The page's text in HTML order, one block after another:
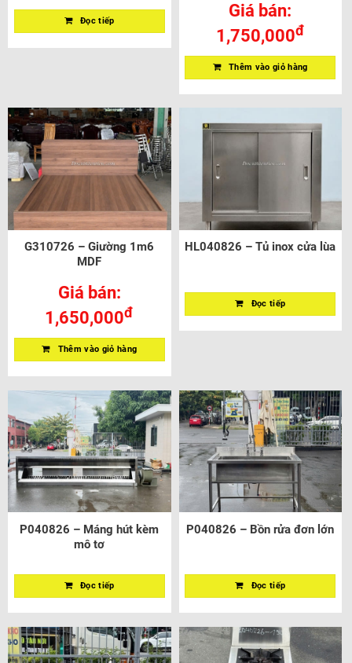
Đọc tiếp
Giá bán:
1,750,000đ
Thêm vào giỏ hàng
G310726 – Giường 1m6
MDF
Giá bán:
1,650,000đ
Thêm vào giỏ hàng
HL040826 – Tủ inox cửa lùa
Đọc tiếp
P040826 – Máng hút kèm
mô tơ
Đọc tiếp
P040826 – Bồn rửa đơn lớn
Đọc tiếp